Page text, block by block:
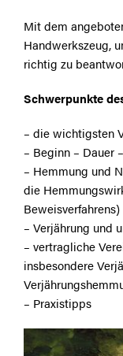
Mit dem
Handwerkszeug,
richtig zu
Schwerpunkte
– die wichtigsten
– Beginn – Dauer
– Hemmung und
die
Beweisverfahrens)
– Verjährung und
– vertragliche
insbesondere
– Praxistipps